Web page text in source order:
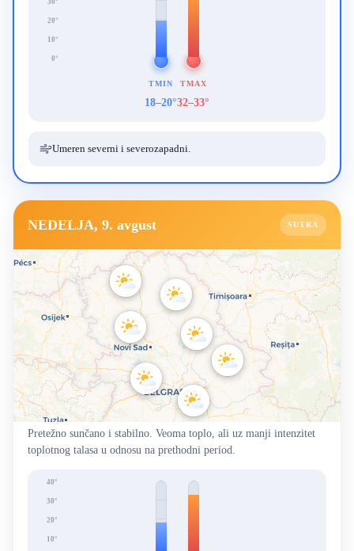
30°
20°
10°
0°
TMIN
18–20°
TMAX
32–33°
Umeren severni i severozapadni.
NEDELJA, 9. avgust SUTRA
Pretežno sunčano i stabilno. Veoma toplo, ali uz manji intenzitet
toplotnog talasa u odnosu na prethodni period.
40°
30°
20°
10°